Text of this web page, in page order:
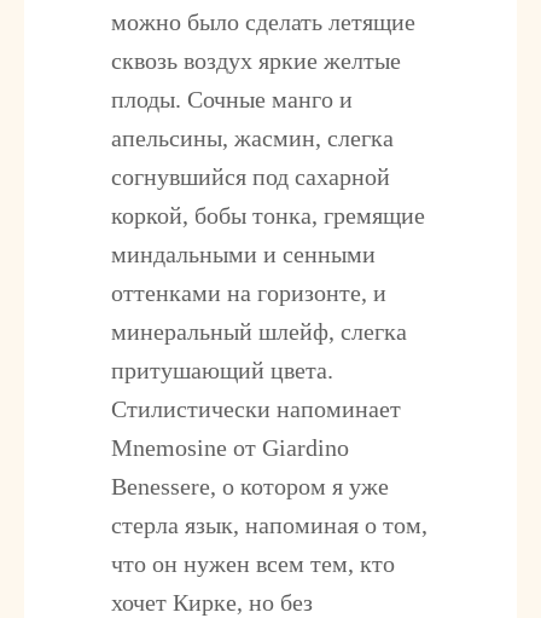
можно было сделать летящие
сквозь воздух яркие желтые
плоды. Сочные манго и
апельсины, жасмин, слегка
согнувшийся под сахарной
коркой, бобы тонка, гремящие
миндальными и сенными
оттенками на горизонте, и
минеральный шлейф, слегка
притушающий цвета.
Стилистически напоминает
Mnemosine от Giardino
Benessere, о котором я уже
стерла язык, напоминая о том,
что он нужен всем тем, кто
хочет Кирке, но без